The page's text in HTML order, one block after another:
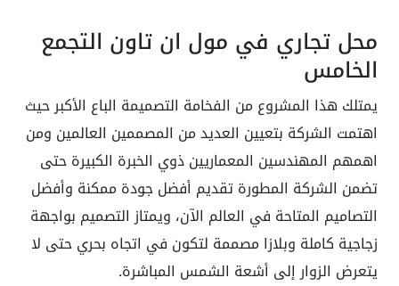
محل تجاري في مول ان تاون التجمع
الخامس
يمتلك هذا المشروع من الفخامة التصميمة الباع الأكبر حيث
اهتمت الشركة بتعيين العديد من المصممين العالمين ومن
اهمهم المهندسين المعماريين ذوي الخبرة الكبيرة حتى
تضمن الشركة المطورة تقديم أفضل جودة ممكنة وأفضل
التصاميم المتاحة في العالم الآن، ويمتاز التصميم بواجهة
زجاجية كاملة وبلازا مصممة لتكون في اتجاه بحري حتى لا
يتعرض الزوار إلى أشعة الشمس المباشرة.